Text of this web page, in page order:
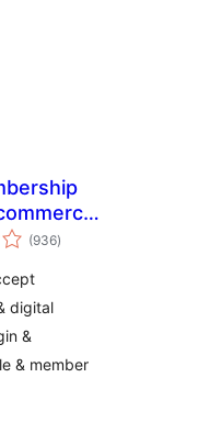
&
–
(936कुल
दर)
digital
&
& member